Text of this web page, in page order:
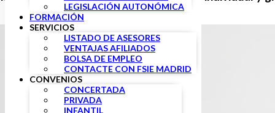
LEGISLACIÓN AUTONÓMICA
FORMACIÓN
SERVICIOS
LISTADO DE ASESORES
VENTAJAS AFILIADOS
BOLSA DE EMPLEO
CONTACTE CON FSIE MADRID
CONVENIOS
CONCERTADA
PRIVADA
INFANTIL